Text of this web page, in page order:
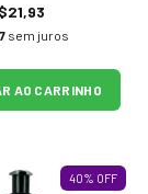
sem juros
AO CARRINHO
40% OFF